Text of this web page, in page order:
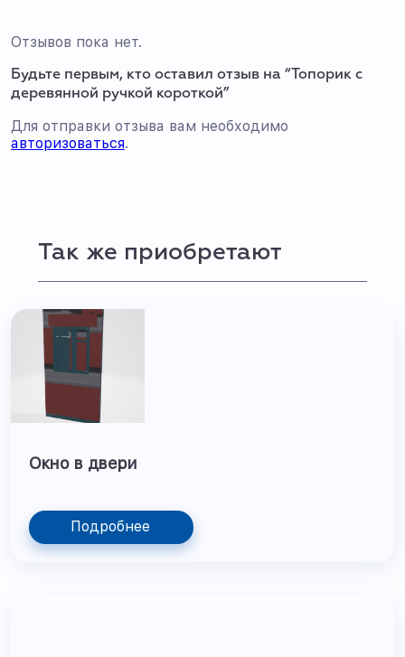
Отзывов пока нет.
Будьте первым, кто оставил отзыв на “Топорик с
деревянной ручкой короткой”
Для отправки отзыва вам необходимо
авторизоваться.
Так же приобретают
Окно в двери
Подробнее